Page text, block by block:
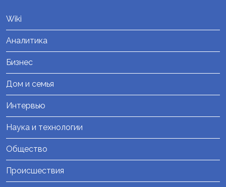
Wiki
Аналитика
Бизнес
Дом и семья
Интервью
Наука и технологии
Общество
Происшествия